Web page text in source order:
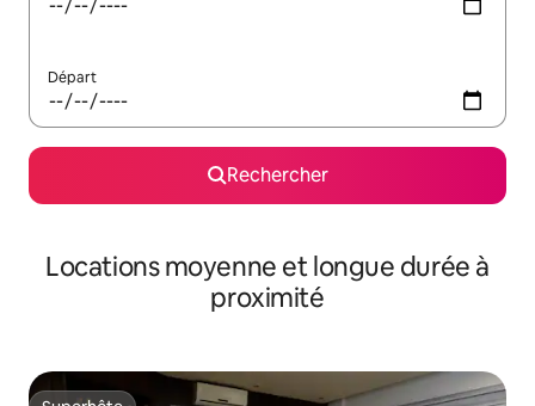
Départ
Rechercher
Locations moyenne et longue durée à
proximité